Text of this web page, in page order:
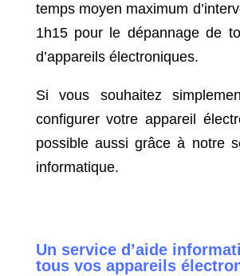
temps moyen maximum
1h15 pour le dépannage de
d’appareils électroniques.
Si vous souhaitez
configurer votre appareil
possible aussi grâce à notre
informatique.
Un service d’aide
tous vos appareils